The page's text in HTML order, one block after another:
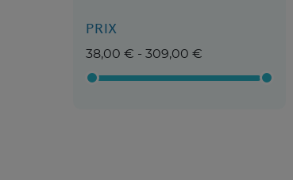
PRIX
38,00 € - 309,00 €